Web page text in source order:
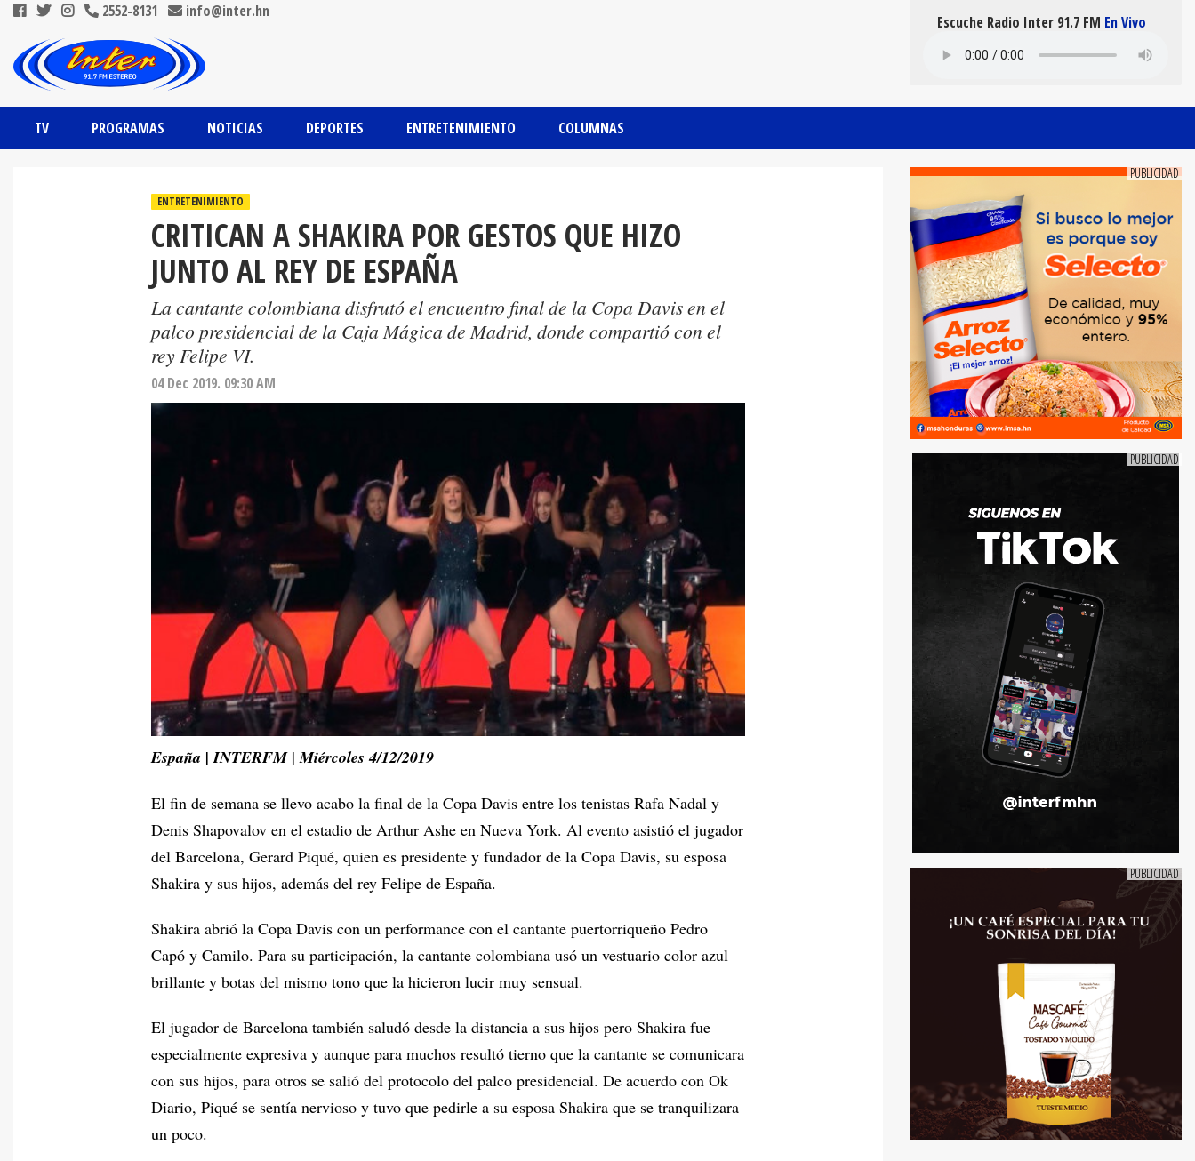
2552-8131 info@inter.hn
TV PROGRAMAS NOTICIAS DEPORTES ENTRETENIMIENTO COLUMNAS
Escuche Radio Inter 91.7 FM En Vivo
ENTRETENIMIENTO
CRITICAN A SHAKIRA POR GESTOS QUE HIZO
JUNTO AL REY DE ESPAÑA
La cantante colombiana disfrutó el encuentro final de la Copa Davis en el
palco presidencial de la Caja Mágica de Madrid, donde compartió con el
rey Felipe VI.
04 Dec 2019. 09:30 AM
España | INTERFM | Miércoles 4/12/2019
El fin de semana se llevo acabo la final de la Copa Davis entre los tenistas Rafa Nadal y
Denis Shapovalov en el estadio de Arthur Ashe en Nueva York. Al evento asistió el jugador
del Barcelona, Gerard Piqué, quien es presidente y fundador de la Copa Davis, su esposa
Shakira y sus hijos, además del rey Felipe de España.
Shakira abrió la Copa Davis con un performance con el cantante puertorriqueño Pedro
Capó y Camilo. Para su participación, la cantante colombiana usó un vestuario color azul
brillante y botas del mismo tono que la hicieron lucir muy sensual.
El jugador de Barcelona también saludó desde la distancia a sus hijos pero Shakira fue
especialmente expresiva y aunque para muchos resultó tierno que la cantante se comunicara
con sus hijos, para otros se salió del protocolo del palco presidencial. De acuerdo con Ok
Diario, Piqué se sentía nervioso y tuvo que pedirle a su esposa Shakira que se tranquilizara
un poco.